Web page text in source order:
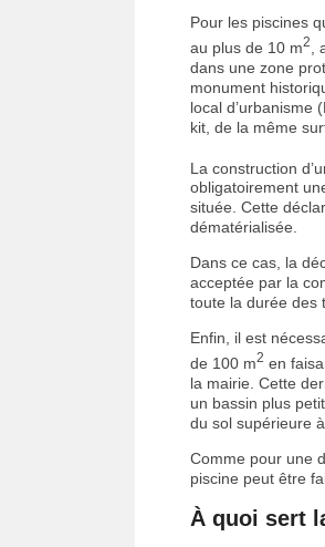
Pour les piscines
au plus de 10 m2
dans une zone
monument
local d’urbanisme
kit, de la même
La construction
obligatoirement
située. Cette
dématérialisée.
Dans ce cas, la
acceptée par la
toute la durée des
Enfin, il est
de 100 m2 en
la mairie. Cette
un bassin plus
du sol supérieure
Comme pour une
piscine peut être
À quoi sert